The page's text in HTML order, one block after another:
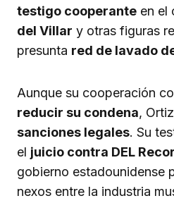
testigo cooperante en el
del Villar y otras figuras
presunta red de lavado
Aunque su cooperación
reducir su condena,
sanciones legales. Su
el juicio contra DEL
gobierno estadounidense
nexos entre la industria